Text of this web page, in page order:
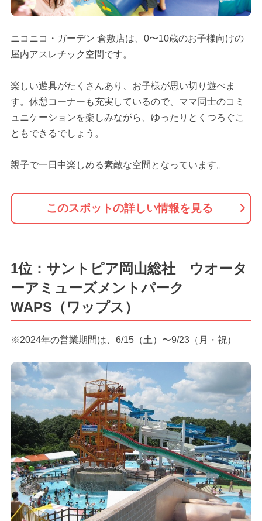
ニコニコ・ガーデン 倉敷店は、0〜10歳のお子様向けの
屋内アスレチック空間です。
楽しい遊具がたくさんあり、お子様が思い切り遊べま
す。休憩コーナーも充実しているので、ママ同士のコミ
ュニケーションを楽しみながら、ゆったりとくつろぐこ
ともできるでしょう。
親子で一日中楽しめる素敵な空間となっています。
このスポットの詳しい情報を見る
1位：サントピア岡山総社 ウオータ
ーアミューズメントパーク
WAPS（ワップス）
※2024年の営業期間は、6/15（土）〜9/23（月・祝）